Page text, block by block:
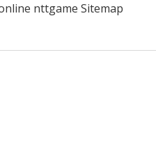
nttgame Sitemap